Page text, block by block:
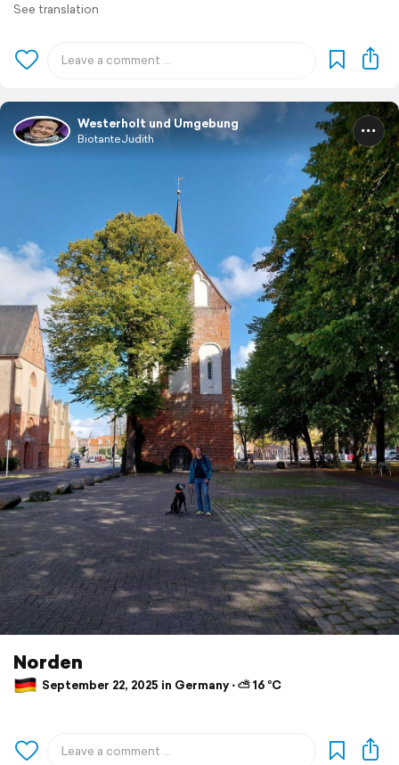
See translation
Westerholt und Umgebung
BiotanteJudith
Norden
September 22, 2025 in Germany ⋅ ⛅ 16 °C